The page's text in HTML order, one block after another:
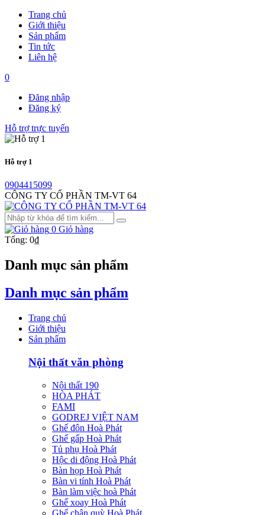
Trang chủ
Giới thiệu
Sản phẩm
Tin tức
Liên hệ
0
Đăng nhập
Đăng ký
Hỗ trợ trực tuyến
Hỗ trợ 1
0904415099
CÔNG TY CỔ PHẦN TM-VT 64
0 Giỏ hàng
Tổng: 0₫
Danh mục sản phẩm
Danh mục sản phẩm
Trang chủ
Giới thiệu
Sản phẩm
Nội thất văn phòng
Nội thất 190
HÒA PHÁT
FAMI
GODREJ VIỆT NAM
Ghế đôn Hoà Phát
Ghế gấp Hoà Phát
Tủ phụ Hoà Phát
Hộc di động Hoà Phát
Bàn họp Hoà Phát
Bàn vi tính Hoà Phát
Bàn làm việc hoà Phát
Ghế xoay Hoà Phát
Ghế chân quỳ Hoà Phát